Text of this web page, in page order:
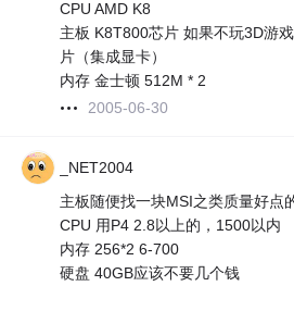
CPU AMD K8
主板 K8T800芯片 如果不玩3D游
片（集成显卡）
内存 金士顿 512M * 2
2005-06-30
_NET2004
主板随便找一块MSI之类质量好点
CPU 用P4 2.8以上的，1500以内
内存 256*2 6-700
硬盘 40GB应该不要几个钱